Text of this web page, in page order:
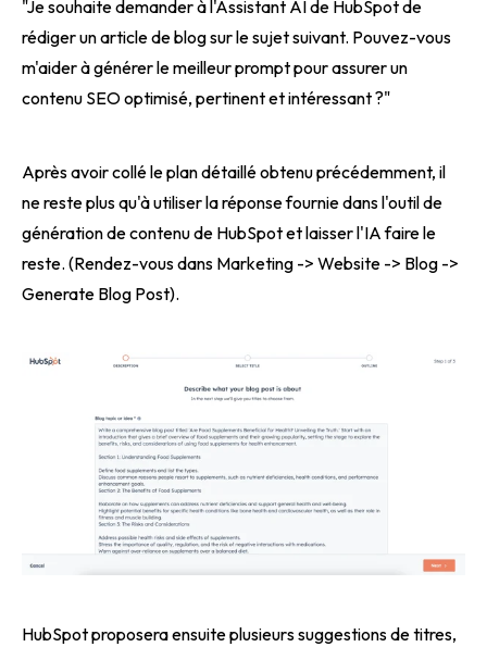
"Je souhaite demander à l'Assistant AI de HubSpot de
rédiger un article de blog sur le sujet suivant. Pouvez-vous
m'aider à générer le meilleur prompt pour assurer un
contenu SEO optimisé, pertinent et intéressant ?"
Après avoir collé le plan détaillé obtenu précédemment, il
ne reste plus qu'à utiliser la réponse fournie dans l'outil de
génération de contenu de HubSpot et laisser l'IA faire le
reste. (Rendez-vous dans Marketing -> Website -> Blog ->
Generate Blog Post).
HubSpot proposera ensuite plusieurs suggestions de titres,